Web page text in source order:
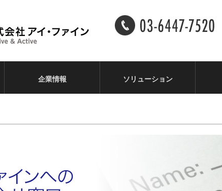
企業情報 ソリューション